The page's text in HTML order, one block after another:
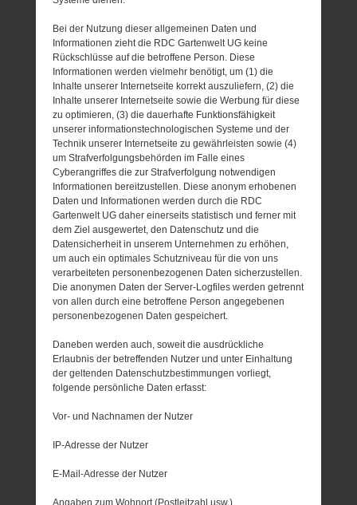
Bei der Nutzung dieser allgemeinen Daten und
Informationen zieht die RDC Gartenwelt UG keine
Rückschlüsse auf die betroffene Person. Diese
Informationen werden vielmehr benötigt, um (1) die
Inhalte unserer Internetseite korrekt auszuliefern, (2) die
Inhalte unserer Internetseite sowie die Werbung für diese
zu optimieren, (3) die dauerhafte Funktionsfähigkeit
unserer informationstechnologischen Systeme und der
Technik unserer Internetseite zu gewährleisten sowie (4)
um Strafverfolgungsbehörden im Falle eines
Cyberangriffes die zur Strafverfolgung notwendigen
Informationen bereitzustellen. Diese anonym erhobenen
Daten und Informationen werden durch die RDC
Gartenwelt UG daher einerseits statistisch und ferner mit
dem Ziel ausgewertet, den Datenschutz und die
Datensicherheit in unserem Unternehmen zu erhöhen,
um auch ein optimales Schutzniveau für die von uns
verarbeiteten personenbezogenen Daten sicherzustellen.
Die anonymen Daten der Server-Logfiles werden getrennt
von allen durch eine betroffene Person angegebenen
personenbezogenen Daten gespeichert.
Daneben werden auch, soweit die ausdrückliche
Erlaubnis der betreffenden Nutzer und unter Einhaltung
der geltenden Datenschutzbestimmungen vorliegt,
folgende persönliche Daten erfasst:
Vor- und Nachnamen der Nutzer
IP-Adresse der Nutzer
E-Mail-Adresse der Nutzer
Angaben zum Wohnort (Postleitzahl usw.)